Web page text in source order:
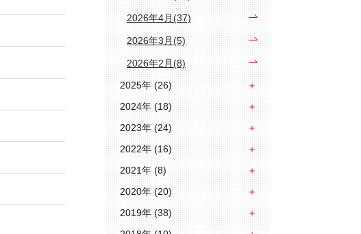
2026年4月(37)
2026年3月(5)
2026年2月(8)
2025年 (26)
2024年 (18)
2023年 (24)
2022年 (16)
2021年 (8)
2020年 (20)
2019年 (38)